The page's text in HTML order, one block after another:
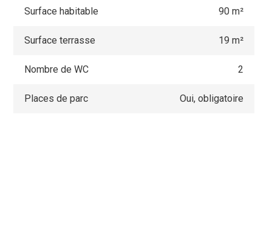
Surface habitable 90 m²
Surface terrasse 19 m²
Nombre de WC 2
Places de parc Oui, obligatoire